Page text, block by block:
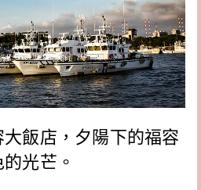
飯店，夕陽下的福容
光芒。